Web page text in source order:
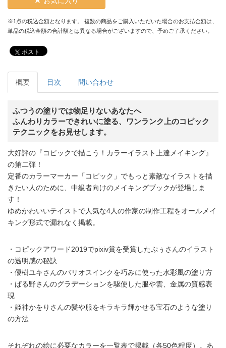
※1点の税込金額となります。 複数の商品をご購入いただいた場合のお支払金額は、
単品の税込金額の合計額とは異なる場合がございますので、予めご了承ください。
ポスト
概要 目次 問い合わせ
ふつうの塗りでは物足りないあなたへ
ふんわりカラーできれいに塗る、ワンランク上のコピック
テクニックをお見せします。
大好評の『コピックで描こう！カラーイラスト上達メイキング』
の第二弾！
定番のカラーマーカー「コピック」でもっと素敵なイラストを描
きたい人のために、中級者向けのメイキングブックが登場しま
す！
ゆめかわいいテイストで人気な4人の作家の制作工程をオールメイ
キング形式で漏れなく掲載。
・コピックアワード2019でpixiv賞を受賞したぷぅさんのイラスト
の透明感の秘訣
・優樹ユキさんのバリオスインクを巧みに使った水彩風の塗り方
・ぱる野さんのグラデーションを駆使した服や雲、金属の質感表
現
・姫神かをりさんの髪や服をキラキラ輝かせる宝石のような塗り
の方法
それぞれの絵に必要なカラーを一覧表で掲載（各50色程度）。あ